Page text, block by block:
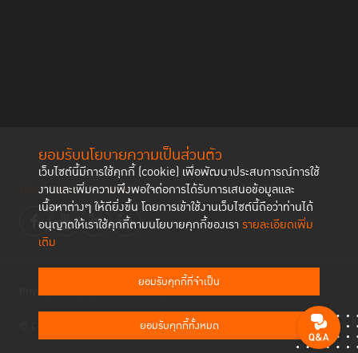
ยอมรับนโยบายความเป็นส่วนตัว
เว็บไซต์นี้มีการใช้คุกกี้ (cookie) เพื่อพัฒนาประสบการณ์การใช้
งานและเพิ่มความพึงพอใจต่อการได้รับการเสนอข้อมูลและ
เนื้อหาต่างๆ ให้ดียิ่งขึ้น โดยการเข้าใช้งานเว็บไซต์นี้ถือว่าท่านได้
อนุญาตให้เราใช้คุกกี้ตามนโยบายคุกกี้ของเรา รายละเอียดเพิ่ม
เติม
ยอมรับคุกกี้ที่จำเป็น
ยอมรับคุกกี้ทั้งหมด
นอกจากนี้ TIJ ยังได้ร่วมกับรัฐบาลไทย สำนักงานว่าด้วยยาเสพติดและ
อาชญากรรมแห่งสหประชาชาติ (United Nations Office on Drugs and
Prevention and the Treatment of Offenders (ILANUD) Penal
Reform International (PRI) และรัฐบาลแอฟริกาใต้ จัดกิจกรรมคู่ขนาน ใน
หัวข้อ “Renewing our Promise: Strengthening Support for Women in
Corrections” เพื่อเน้นย้ำถึงความก้าวหน้าของการขับเคลื่อนข้อกำหนด
ติดตามช่องทาง social
© Copyright 2023 Thailand Institute of Justice All Rights Reserved
Privacy Policy Cookies Policy